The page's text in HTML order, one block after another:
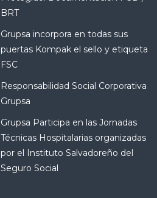
BRT
Grupsa incorpora en todas sus
puertas Kompak el sello y etiqueta
FSC
Responsabilidad Social Corporativa
Grupsa
Grupsa Participa en las Jornadas
Técnicas Hospitalarias organizadas
por el Instituto Salvadoreño del
Seguro Social